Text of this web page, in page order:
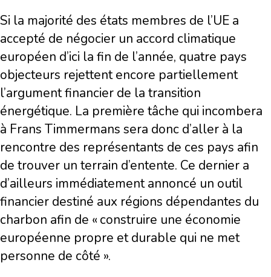
Si la majorité des états membres de l’UE a
accepté de négocier un accord climatique
européen d’ici la fin de l’année, quatre pays
objecteurs rejettent encore partiellement
l’argument financier de la transition
énergétique. La première tâche qui incombera
à Frans Timmermans sera donc d’aller à la
rencontre des représentants de ces pays afin
de trouver un terrain d’entente. Ce dernier a
d’ailleurs immédiatement annoncé un outil
financier destiné aux régions dépendantes du
charbon afin de « construire une économie
européenne propre et durable qui ne met
personne de côté ».